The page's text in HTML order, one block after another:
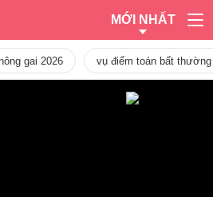
MỚI NHẤT
gai 2026 vụ điểm toán bất